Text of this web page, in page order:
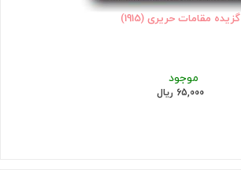
گزیده مقامات حریری (1915)
موجود
65,000 ریال